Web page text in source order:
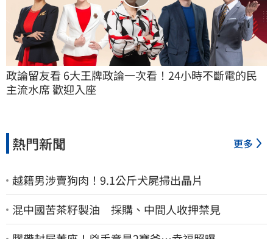
政論留友看 6大王牌政論一次看！24小時不斷電的民
主流水席 歡迎入座
熱門新聞 更多
越籍男涉賣狗肉！9.1公斤犬屍掃出晶片
混中國苦茶籽製油 採購、中間人收押禁見